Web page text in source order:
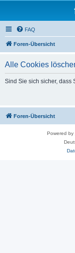
FAQ
Foren-Übersicht
Alle Cookies
Sind Sie sich sicher, dass
Foren-Übersicht
Powered by